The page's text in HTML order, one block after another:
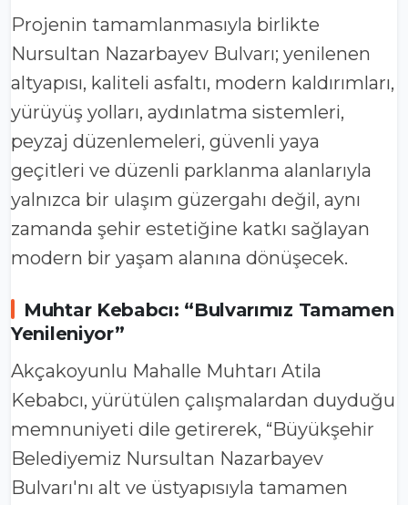
Projenin tamamlanmasıyla birlikte
Nursultan Nazarbayev Bulvarı; yenilenen
altyapısı, kaliteli asfaltı, modern kaldırımları,
yürüyüş yolları, aydınlatma sistemleri,
peyzaj düzenlemeleri, güvenli yaya
geçitleri ve düzenli parklanma alanlarıyla
yalnızca bir ulaşım güzergahı değil, aynı
zamanda şehir estetiğine katkı sağlayan
modern bir yaşam alanına dönüşecek.
Muhtar Kebabcı: “Bulvarımız Tamamen
Yenileniyor”
Akçakoyunlu Mahalle Muhtarı Atila
Kebabcı, yürütülen çalışmalardan duyduğu
memnuniyeti dile getirerek, “Büyükşehir
Belediyemiz Nursultan Nazarbayev
Bulvarı'nı alt ve üstyapısıyla tamamen